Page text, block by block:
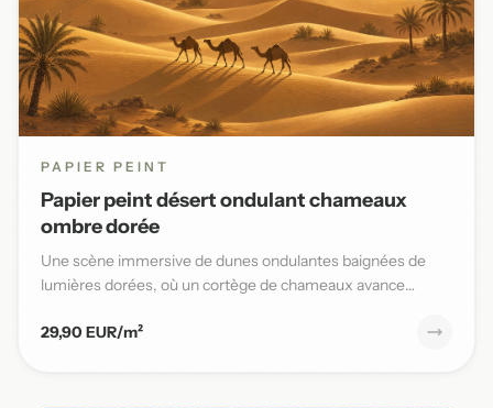
PAPIER PEINT
Papier peint désert ondulant chameaux
ombre dorée
Une scène immersive de dunes ondulantes baignées de
lumières dorées, où un cortège de chameaux avance
29,90 EUR/m²